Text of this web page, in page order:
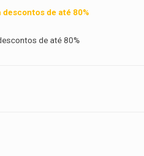
de até 80%
de até 80%